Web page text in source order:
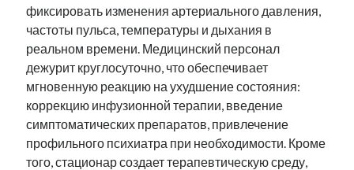
фиксировать изменения артериального давления,
частоты пульса, температуры и дыхания в
реальном времени. Медицинский персонал
дежурит круглосуточно, что обеспечивает
мгновенную реакцию на ухудшение состояния:
коррекцию инфузионной терапии, введение
симптоматических препаратов, привлечение
профильного психиатра при необходимости. Кроме
того, стационар создает терапевтическую среду,